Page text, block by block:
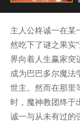
主人公柊诚一在某
然吃下了谜之果实
界向着人生赢家突
成为巴巴多尔魔法
世主。然而在那里
时，魔神教团终于
诚一与从未有过的